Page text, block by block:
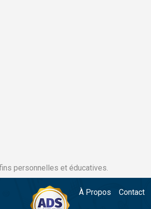
personnelles et éducatives.
À Propos Contact